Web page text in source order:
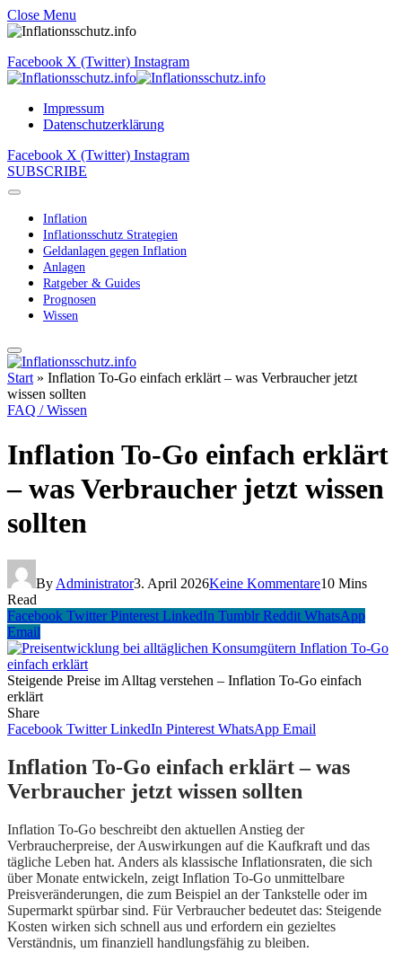
Close Menu
Facebook X (Twitter) Instagram
Impressum
Datenschutzerklärung
Facebook X (Twitter) Instagram
SUBSCRIBE
Inflation
Inflationsschutz Strategien
Geldanlagen gegen Inflation
Anlagen
Ratgeber & Guides
Prognosen
Wissen
Start » Inflation To-Go einfach erklärt – was Verbraucher jetzt
wissen sollten
FAQ / Wissen
Inflation To-Go einfach erklärt
– was Verbraucher jetzt wissen
sollten
By Administrator3. April 2026Keine Kommentare10 Mins
Read
Facebook Twitter Pinterest LinkedIn Tumblr Reddit WhatsApp
Email
Steigende Preise im Alltag verstehen – Inflation To-Go einfach
erklärt
Share
Facebook Twitter LinkedIn Pinterest WhatsApp Email
Inflation To-Go einfach erklärt – was
Verbraucher jetzt wissen sollten
Inflation To-Go beschreibt den aktuellen Anstieg der
Verbraucherpreise, der Auswirkungen auf die Kaufkraft und das
tägliche Leben hat. Anders als klassische Inflationsraten, die sich
über Monate entwickeln, zeigt Inflation To-Go unmittelbare
Preisveränderungen, die zum Beispiel an der Tankstelle oder im
Supermarkt spürbar sind. Für Verbraucher bedeutet das: Steigende
Kosten wirken sich schnell aus und erfordern ein gezieltes
Verständnis, um finanziell handlungsfähig zu bleiben.